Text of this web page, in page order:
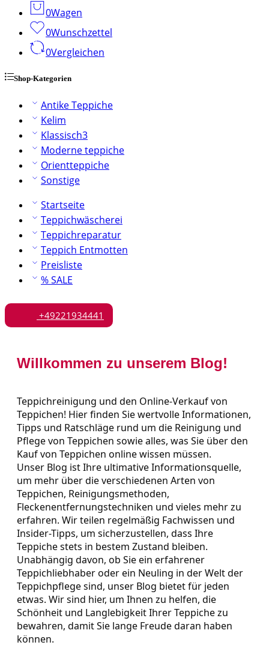
0Wagen
0Wunschzettel
0Vergleichen
Shop-Kategorien
Antike Teppiche
Kelim
Klassisch3
Moderne teppiche
Orientteppiche
Sonstige
Startseite
Teppichwäscherei
Teppichreparatur
Teppich Entmotten
Preisliste
% SALE
+49221934441
Willkommen zu unserem Blog!
Teppichreinigung und den Online-Verkauf von
Teppichen! Hier finden Sie wertvolle Informationen,
Tipps und Ratschläge rund um die Reinigung und
Pflege von Teppichen sowie alles, was Sie über den
Kauf von Teppichen online wissen müssen.
Unser Blog ist Ihre ultimative Informationsquelle,
um mehr über die verschiedenen Arten von
Teppichen, Reinigungsmethoden,
Fleckenentfernungstechniken und vieles mehr zu
erfahren. Wir teilen regelmäßig Fachwissen und
Insider-Tipps, um sicherzustellen, dass Ihre
Teppiche stets in bestem Zustand bleiben.
Unabhängig davon, ob Sie ein erfahrener
Teppichliebhaber oder ein Neuling in der Welt der
Teppichpflege sind, unser Blog bietet für jeden
etwas. Wir sind hier, um Ihnen zu helfen, die
Schönheit und Langlebigkeit Ihrer Teppiche zu
bewahren, damit Sie lange Freude daran haben
können.